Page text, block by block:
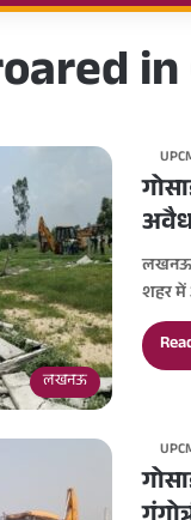
लखनऊ
अवैध
लखनऊ
शहर में